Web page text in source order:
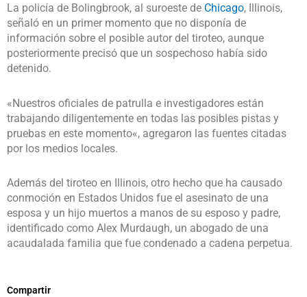
La policía de Bolingbrook, al suroeste de Chicago, Illinois,
señaló en un primer momento que no disponía de
información sobre el posible autor del tiroteo, aunque
posteriormente precisó que un sospechoso había sido
detenido.
«Nuestros oficiales de patrulla e investigadores están
trabajando diligentemente en todas las posibles pistas y
pruebas en este momento«, agregaron las fuentes citadas
por los medios locales.
Además del tiroteo en Illinois, otro hecho que ha causado
conmoción en Estados Unidos fue el asesinato de una
esposa y un hijo muertos a manos de su esposo y padre,
identificado como Alex Murdaugh, un abogado de una
acaudalada familia que fue condenado a cadena perpetua.
Compartir